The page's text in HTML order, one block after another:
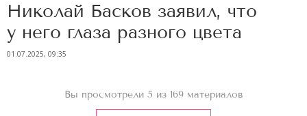
Николай Басков заявил, что
у него глаза разного цвета
01.07.2025, 09:35
Вы просмотрели 5 из 169 материалов